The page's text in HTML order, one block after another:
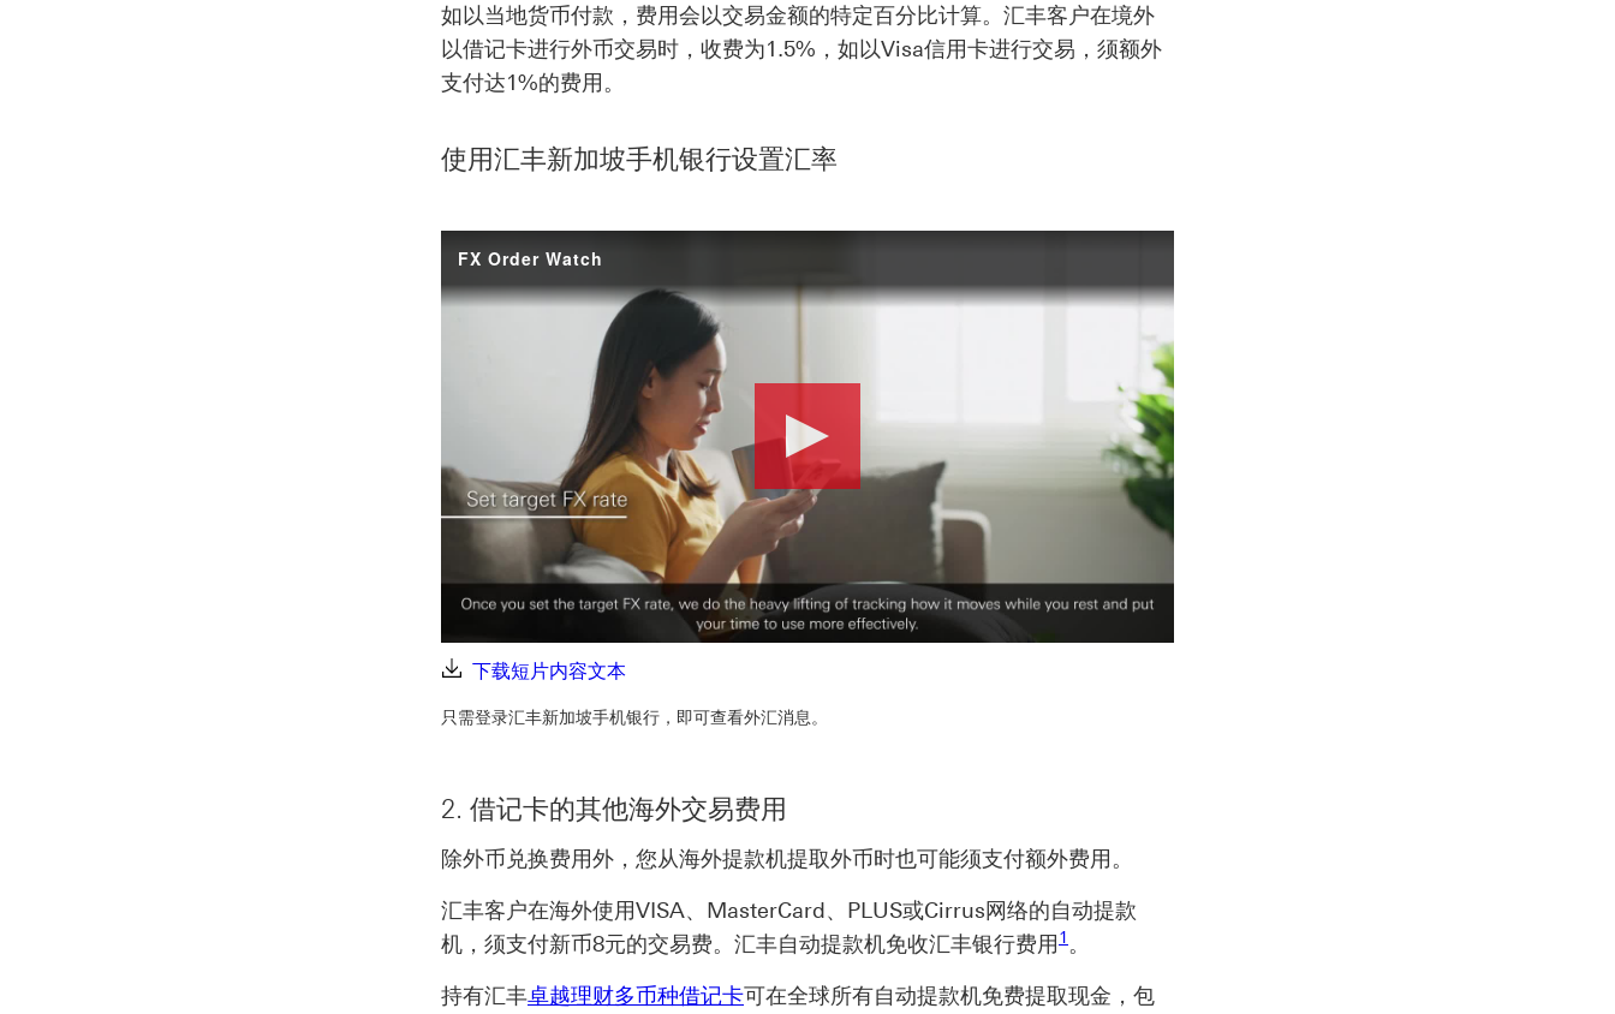
如以当地货币付款，费用会以交易金额的特定百分比计算。汇丰客户在境外
以借记卡进行外币交易时，收费为1.5%，如以Visa信用卡进行交易，须额外
支付达1%的费用。
使用汇丰新加坡手机银行设置汇率
FX Order Watch
Play
Video
下载短片内容文本下载短片内容文本 开启新窗口
只需登录汇丰新加坡手机银行，即可查看外汇消息。
2. 借记卡的其他海外交易费用
除外币兑换费用外，您从海外提款机提取外币时也可能须支付额外费用。
汇丰客户在海外使用VISA、MasterCard、PLUS或Cirrus网络的自动提款
机，须支付新币8元的交易费。汇丰自动提款机免收汇丰银行费用1
参考备注 1
。
持有汇丰卓越理财多币种借记卡可在全球所有自动提款机免费提取现金，包